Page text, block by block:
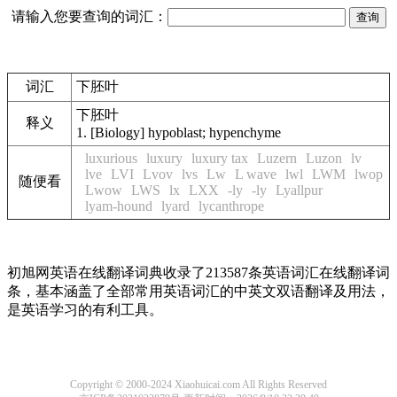
请输入您要查询的词汇：
词汇 下胚叶
释义
下胚叶
1. [Biology] hypoblast; hypenchyme
随便看
luxurious luxury luxury tax Luzern Luzon
lv
lve
LVI Lvov lvs Lw L wave lwl LWM lwop
Lwow
LWS lx LXX -ly -ly
Lyallpur
lyam-hound
lyard lycanthrope
初旭网英语在线翻译词典收录了213587条英语词汇在线翻译词
条，基本涵盖了全部常用英语词汇的中英文双语翻译及用法，
是英语学习的有利工具。
Copyright © 2000-2024 Xiaohuicai.com All Rights Reserved